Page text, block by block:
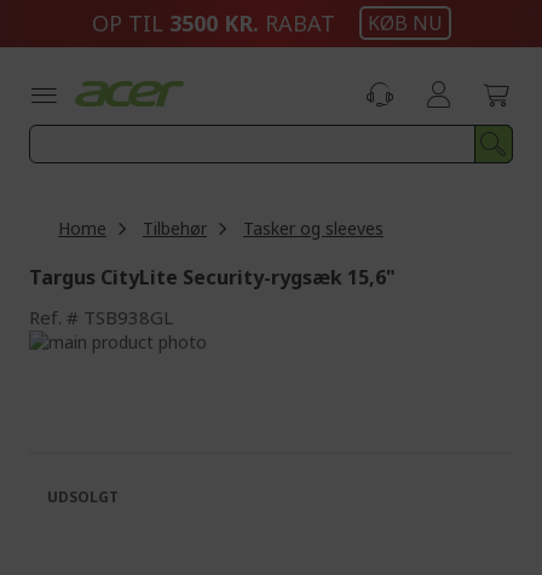
OP TIL 3500 KR. RABAT KØB NU
Home Tilbehør Tasker og sleeves
Targus CityLite Security-rygsæk 15,6"
Ref. TSB938GL
Skip
images
gallery
the
images
UDSOLGT